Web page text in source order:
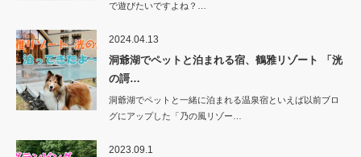
で遊びたいですよね？…
2024.04.13
洞爺湖でペットと泊まれる宿、鶴雅リゾート 「洸
の謌…
洞爺湖でペットと一緒に泊まれる温泉宿といえば以前ブロ
グにアップした「乃の風リゾー…
2023.09.1